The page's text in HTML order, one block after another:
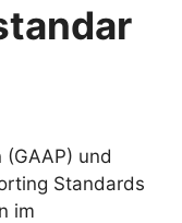
und
Standards
im